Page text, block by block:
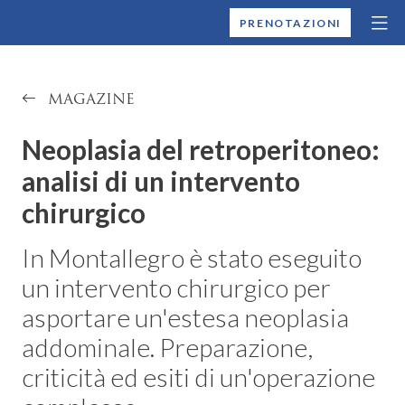
MONTALLEGROPRENOTAZIONI
MAGAZINE
Neoplasia del retroperitoneo:
analisi di un intervento
chirurgico
In Montallegro è stato eseguito
un intervento chirurgico per
asportare un'estesa neoplasia
addominale. Preparazione,
criticità ed esiti di un'operazione